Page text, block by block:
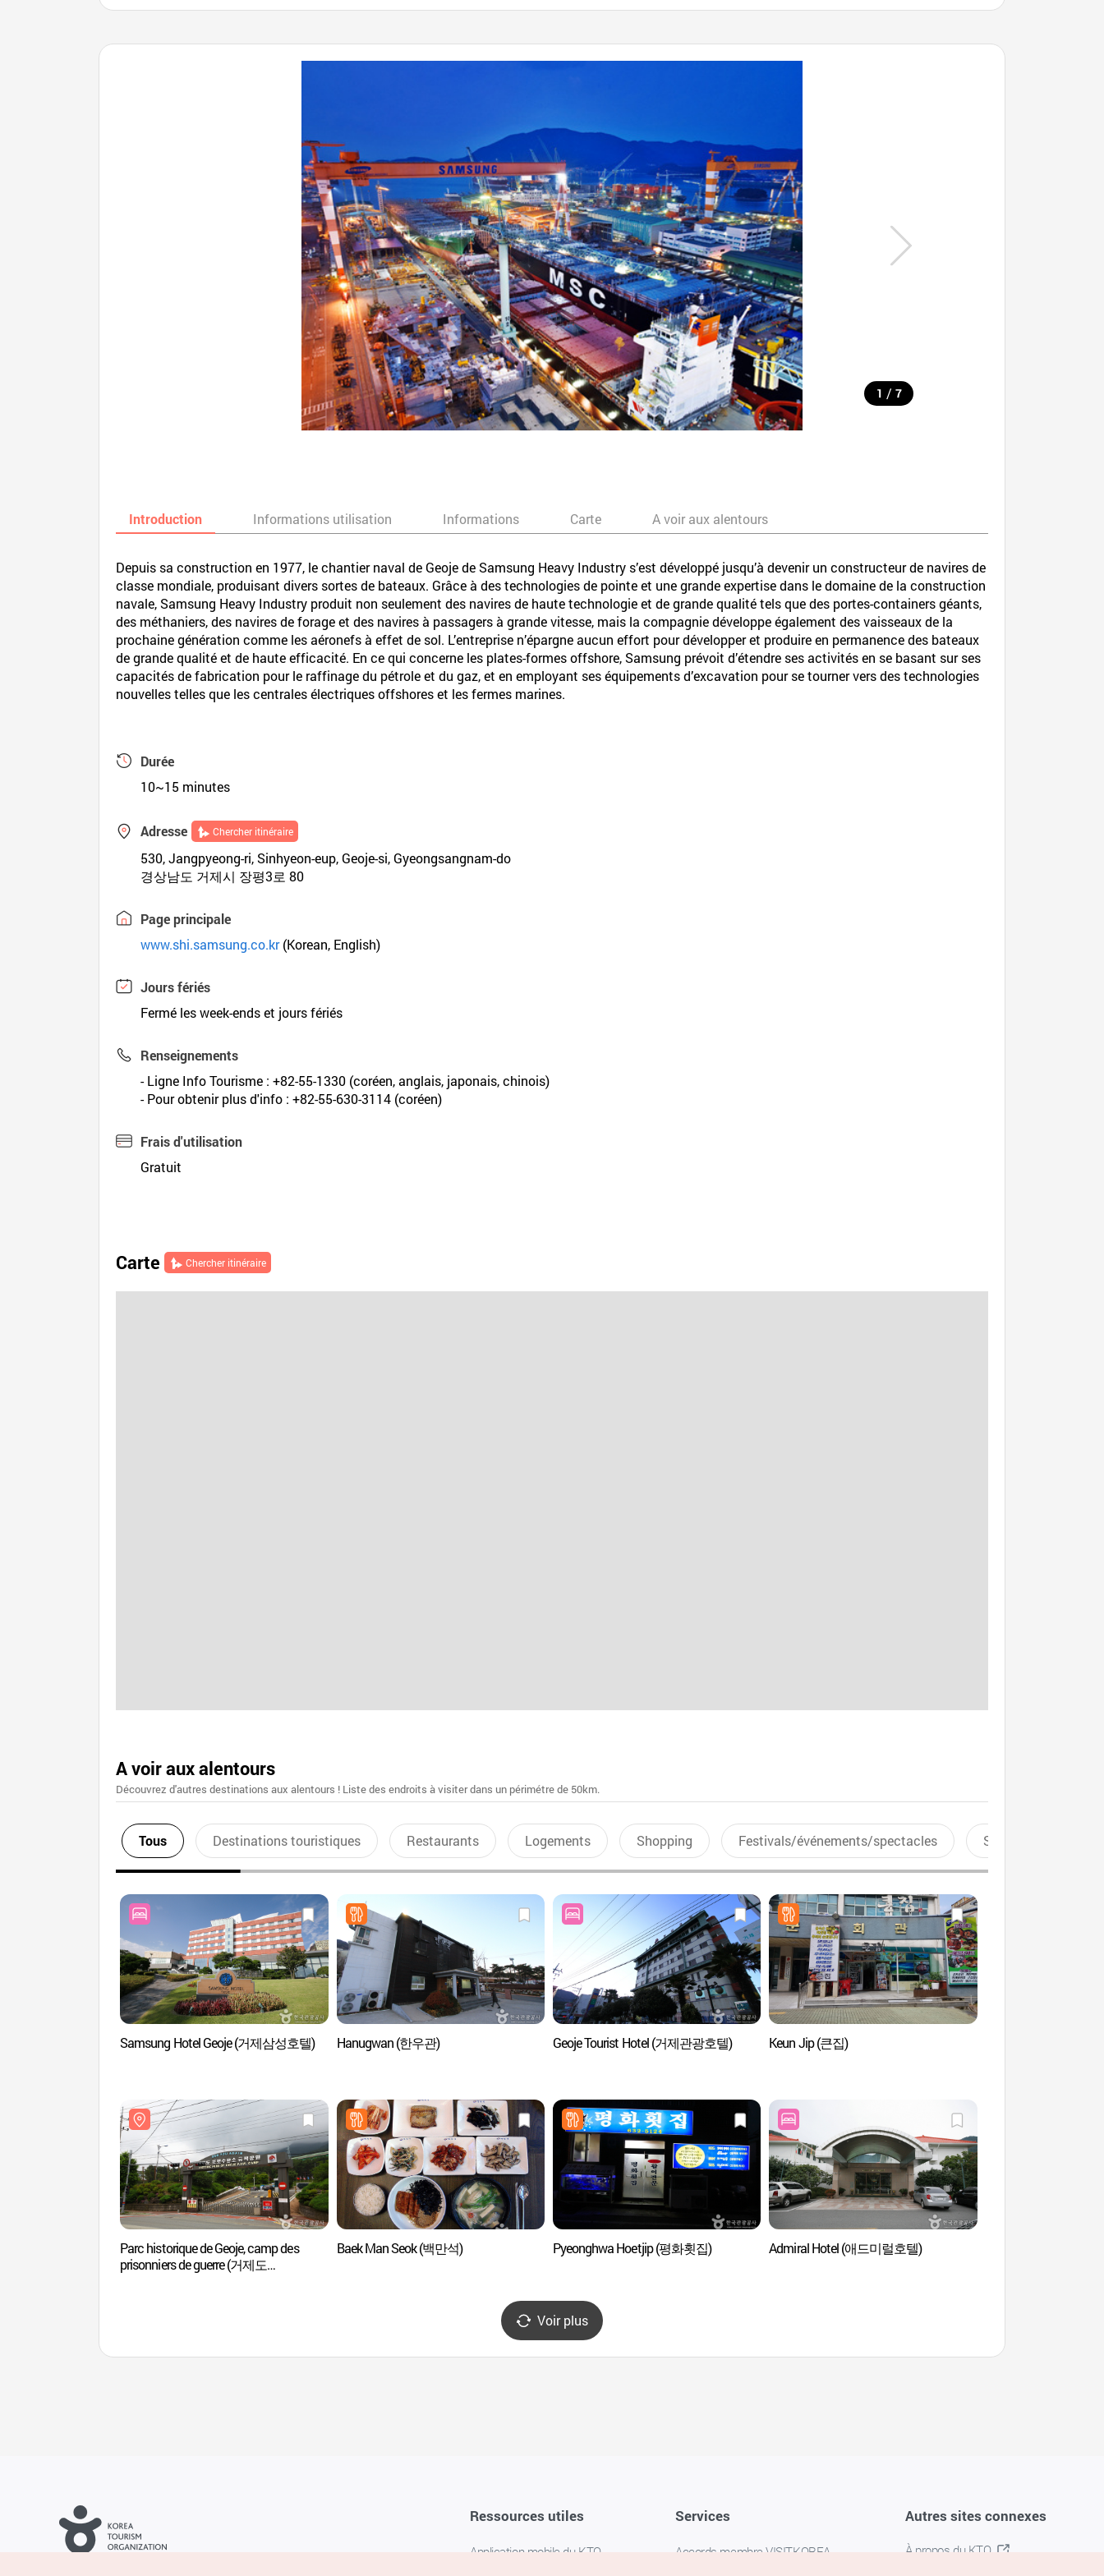
1 / 7
Introduction Informations utilisation Informations Carte A voir aux alentours
Depuis sa construction en 1977, le chantier naval de Geoje de Samsung Heavy Industry s’est développé jusqu’à devenir un constructeur de navires de
classe mondiale, produisant divers sortes de bateaux. Grâce à des technologies de pointe et une grande expertise dans le domaine de la construction
navale, Samsung Heavy Industry produit non seulement des navires de haute technologie et de grande qualité tels que des portes-containers géants,
des méthaniers, des navires de forage et des navires à passagers à grande vitesse, mais la compagnie développe également des vaisseaux de la
prochaine génération comme les aéronefs à effet de sol. L’entreprise n’épargne aucun effort pour développer et produire en permanence des bateaux
de grande qualité et de haute efficacité. En ce qui concerne les plates-formes offshore, Samsung prévoit d’étendre ses activités en se basant sur ses
capacités de fabrication pour le raffinage du pétrole et du gaz, et en employant ses équipements d’excavation pour se tourner vers des technologies
nouvelles telles que les centrales électriques offshores et les fermes marines.
Durée
10~15 minutes
Adresse Chercher itinéraire
530, Jangpyeong-ri, Sinhyeon-eup, Geoje-si, Gyeongsangnam-do
경상남도 거제시 장평3로 80
Page principale
www.shi.samsung.co.kr(Korean, English)
Jours fériés
Fermé les week-ends et jours fériés
Renseignements
- Ligne Info Tourisme : +82-55-1330 (coréen, anglais, japonais, chinois)
- Pour obtenir plus d'info : +82-55-630-3114 (coréen)
Frais d'utilisation
Gratuit
Carte Chercher itinéraire
A voir aux alentours
Découvrez d'autres destinations aux alentours ! Liste des endroits à visiter dans un périmétre de 50km.
Tous Destinations touristiques Restaurants Logements Shopping Festivals/événements/spectacles Sports aquatiques
Samsung Hotel Geoje (거제삼성호텔) Hanugwan (한우관) Geoje Tourist Hotel (거제관광호텔) Keun Jip (큰집)
Parc historique de Geoje, camp des
prisonniers de guerre (거제도
Baek Man Seok (백만석) Pyeonghwa Hoetjip (평화횟집) Admiral Hotel (애드미럴호텔)
Voir plus
Ressources utiles
Application mobile du KTO
Services
Accords membre VISITKOREA
Autres sites connexes
À propos du KTO